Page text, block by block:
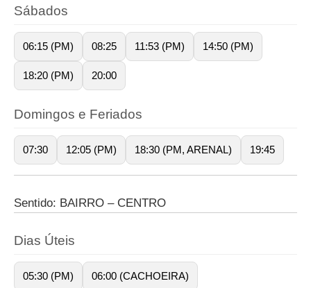
Sábados
06:15 (PM) 08:25 11:53 (PM) 14:50 (PM)
18:20 (PM) 20:00
Domingos e Feriados
07:30 12:05 (PM) 18:30 (PM, ARENAL) 19:45
Sentido: BAIRRO – CENTRO
Dias Úteis
05:30 (PM) 06:00 (CACHOEIRA)